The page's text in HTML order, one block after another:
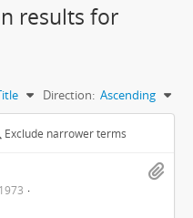
results for
Direction: Ascending
Exclude narrower terms